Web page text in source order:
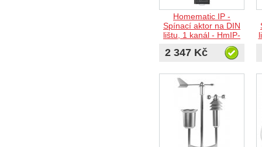
Homematic IP -
Spínací aktor na DIN
lištu, 1 kanál - HmIP-
2 347 Kč